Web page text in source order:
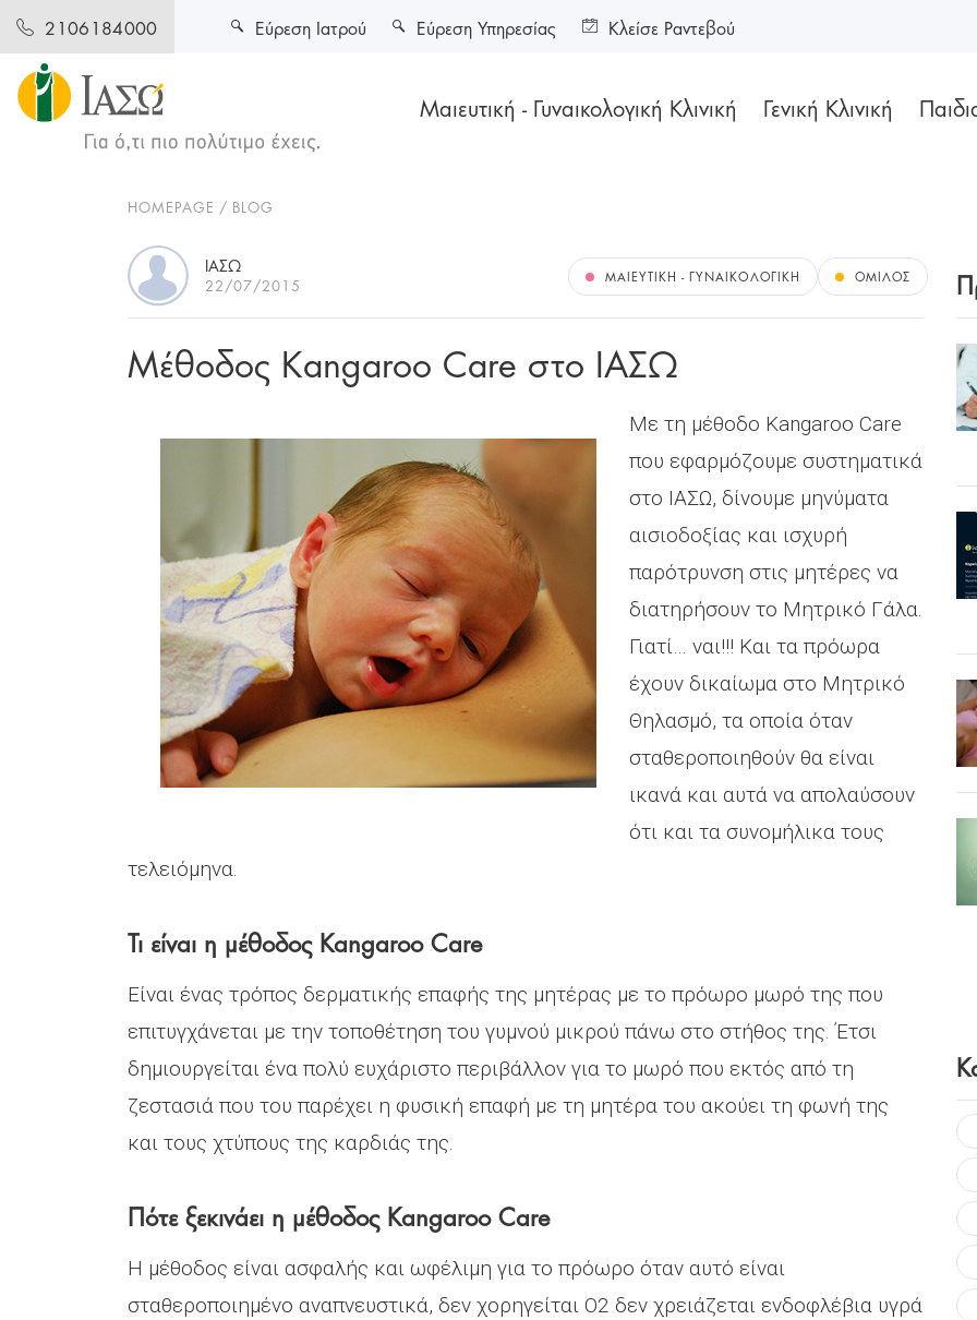
2106184000
Μαιευτική - Γυναικολογική Κλινική Γενική Κλινική
Εύρεση Ιατρού Εύρεση Υπηρεσίας Κλείσε Ραντεβού
HOMEPAGE BLOG
ΙΑΣΏ
22/07/2015 ΜΑΙΕΥΤΙΚΉ - ΓΥΝΑΙΚΟΛΟΓΙΚΉ ΌΜΙΛΟΣ
Μέθοδος Kangaroo Care στο ΙΑΣΩ
Με τη μέθοδο Kangaroo Care
που εφαρμόζουμε συστηματικά
στο ΙΑΣΩ, δίνουμε μηνύματα
αισιοδοξίας και ισχυρή
παρότρυνση στις μητέρες να
διατηρήσουν το Μητρικό Γάλα.
Γιατί… ναι!!! Και τα πρόωρα
έχουν δικαίωμα στο Μητρικό
Θηλασμό, τα οποία όταν
σταθεροποιηθούν θα είναι
ικανά και αυτά να απολαύσουν
ότι και τα συνομήλικα τους
τελειόμηνα.
Τι είναι η μέθοδος Kangaroo Care
Είναι ένας τρόπος δερματικής επαφής της μητέρας με το πρόωρο μωρό της που
επιτυγχάνεται με την τοποθέτηση του γυμνού μικρού πάνω στο στήθος της. Έτσι
δημιουργείται ένα πολύ ευχάριστο περιβάλλον για το μωρό που εκτός από τη
ζεστασιά που του παρέχει η φυσική επαφή με τη μητέρα του ακούει τη φωνή της
και τους χτύπους της καρδιάς της.
Πότε ξεκινάει η μέθοδος Kangaroo Care
Η μέθοδος είναι ασφαλής και ωφέλιμη για το πρόωρο όταν αυτό είναι
σταθεροποιημένο αναπνευστικά, δεν χορηγείται Ο2 δεν χρειάζεται ενδοφλέβια υγρά